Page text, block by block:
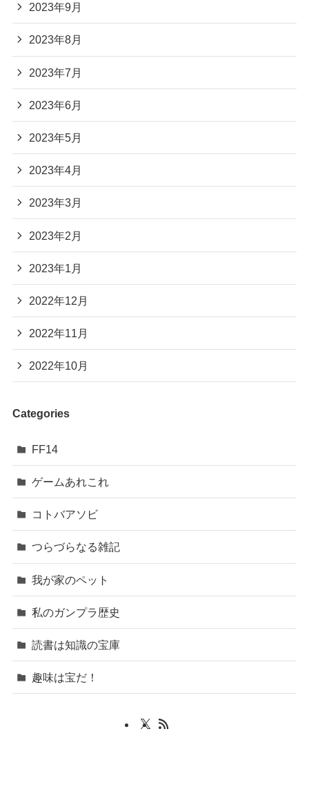
2023年9月
2023年8月
2023年7月
2023年6月
2023年5月
2023年4月
2023年3月
2023年2月
2023年1月
2022年12月
2022年11月
2022年10月
Categories
FF14
ゲームあれこれ
コトバアソビ
つらづらなる雑記
我が家のペット
私のガンプラ歴史
読書は知識の宝庫
趣味は宝だ！